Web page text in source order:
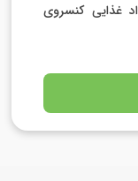
غذایی کنسروی